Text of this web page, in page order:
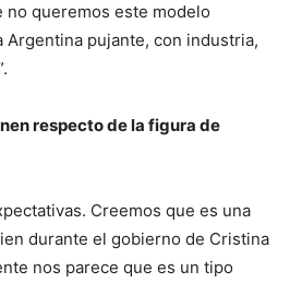
no queremos este modelo
Argentina pujante, con industria,
respecto de la figura de
Creemos que es una
durante el gobierno de Cristina
nos parece que es un tipo